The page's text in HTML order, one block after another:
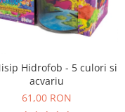
Hidrofob - 5 culori si
acvariu
61,00 RON